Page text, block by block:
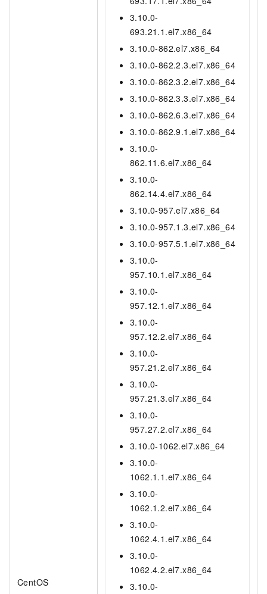
CentOS
3.10.0-
693.21.1.el7.x86_64
3.10.0-862.el7.x86_64
3.10.0-862.2.3.el7.x86_64
3.10.0-862.3.2.el7.x86_64
3.10.0-862.3.3.el7.x86_64
3.10.0-862.6.3.el7.x86_64
3.10.0-862.9.1.el7.x86_64
3.10.0-
862.11.6.el7.x86_64
3.10.0-
862.14.4.el7.x86_64
3.10.0-957.el7.x86_64
3.10.0-957.1.3.el7.x86_64
3.10.0-957.5.1.el7.x86_64
3.10.0-
957.10.1.el7.x86_64
3.10.0-
957.12.1.el7.x86_64
3.10.0-
957.12.2.el7.x86_64
3.10.0-
957.21.2.el7.x86_64
3.10.0-
957.21.3.el7.x86_64
3.10.0-
957.27.2.el7.x86_64
3.10.0-1062.el7.x86_64
3.10.0-
1062.1.1.el7.x86_64
3.10.0-
1062.1.2.el7.x86_64
3.10.0-
1062.4.1.el7.x86_64
3.10.0-
1062.4.2.el7.x86_64
3.10.0-